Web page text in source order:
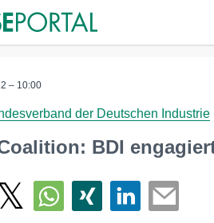
– 10:00
der Deutschen Industrie
BDI